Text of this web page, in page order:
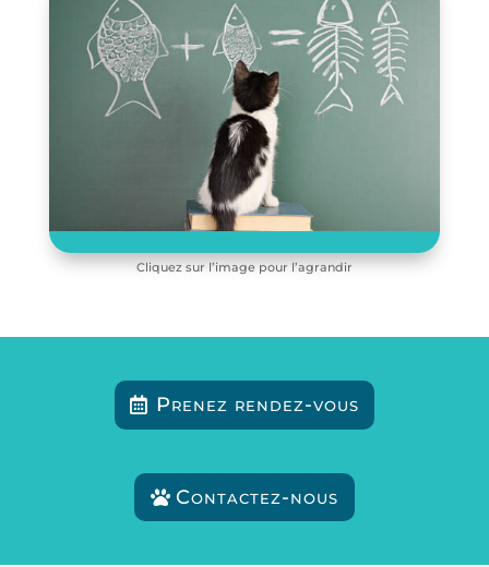
Cliquez sur l’image pour l’agrandir
Prenez rendez-vous
Contactez-nous